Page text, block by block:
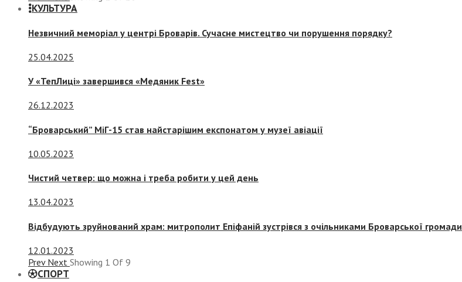
КУЛЬТУРА
Незвичний меморіал у центрі Броварів. Сучасне мистецтво чи порушення порядку?
25.04.2025
У «ТепЛиці» завершився «Медяник Fest»
26.12.2023
“Броварський” МіГ-15 став найстарішим експонатом у музеї авіації
10.05.2023
Чистий четвер: що можна і треба робити у цей день
13.04.2023
Відбудують зруйнований храм: митрополит Епіфаній зустрівся з очільниками Броварської громади
12.01.2023
Prev Next Showing 1 Of 9
СПОРТ